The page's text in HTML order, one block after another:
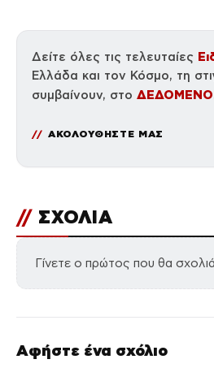
Δείτε όλες τις τελευταίες
Ελλάδα και τον Κόσμο, τη
συμβαίνουν, στο ΔΕΔΟΜΕΝΟ
ΑΚΟΛΟΥΘΗΣΤΕ ΜΑΣ
// ΣΧΟΛΙΑ
Γίνετε ο πρώτος που θα
Αφήστε ένα σχόλιο